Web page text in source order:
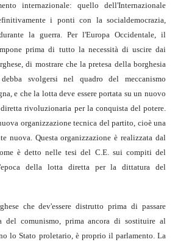
internazionale: quello dell'Internazionale
i ponti con la socialdemocrazia,
la guerra. Per l'Europa Occidentale, il
prima di tutto la necessità di uscire dai
di mostrare che la pretesa della borghesia
svolgersi nel quadro del meccanismo
e che la lotta deve essere portata su un nuovo
rivoluzionaria per la conquista del potere.
organizzazione tecnica del partito, cioè una
nuova. Questa organizzazione è realizzata dal
è detto nelle tesi del C.E. sui compiti del
della lotta diretta per la dittatura del
che dev'essere distrutto prima di passare
del comunismo, prima ancora di sostituire al
lo Stato proletario, è proprio il parlamento. La